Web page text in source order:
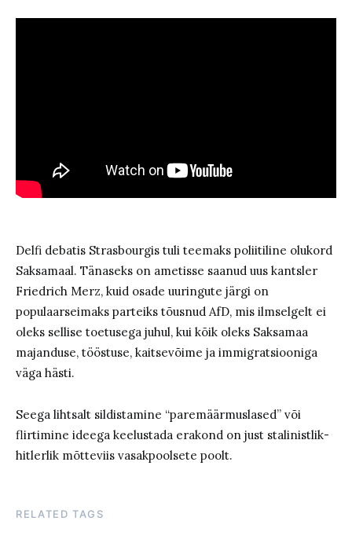
Delfi debatis Strasbourgis tuli teemaks poliitiline olukord
Saksamaal. Tänaseks on ametisse saanud uus kantsler
Friedrich Merz, kuid osade uuringute järgi on
populaarseimaks parteiks tõusnud AfD, mis ilmselgelt ei
oleks sellise toetusega juhul, kui kõik oleks Saksamaa
majanduse, tööstuse, kaitsevõime ja immigratsiooniga
väga hästi.
Seega lihtsalt sildistamine “paremäärmuslased” või
flirtimine ideega keelustada erakond on just stalinistlik-
hitlerlik mõtteviis vasakpoolsete poolt.
RELATED TAGS